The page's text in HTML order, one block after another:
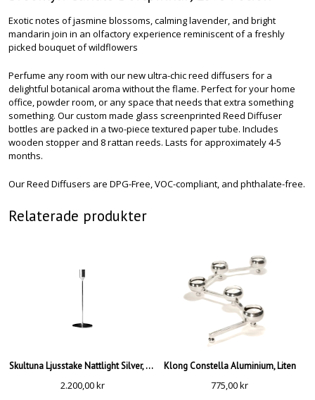
Exotic notes of jasmine blossoms, calming lavender, and bright
mandarin join in an olfactory experience reminiscent of a freshly
picked bouquet of wildflowers
Perfume any room with our new ultra-chic reed diffusers for a
delightful botanical aroma without the flame. Perfect for your home
office, powder room, or any space that needs that extra something
something. Our custom made glass screenprinted Reed Diffuser
bottles are packed in a two-piece textured paper tube. Includes
wooden stopper and 8 rattan reeds. Lasts for approximately 4-5
months.
Our Reed Diffusers are DPG-Free, VOC-compliant, and phthalate-free.
Relaterade produkter
Skultuna Ljusstake Nattlight Silver, Medium
2.200,00kr
Klong Constella Aluminium, Liten
775,00kr